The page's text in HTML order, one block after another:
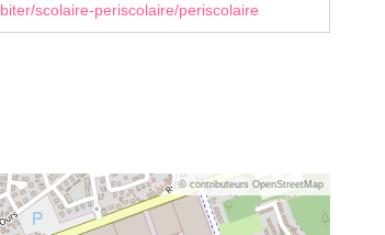
scolaire-periscolaire/periscolaire
© contributeurs OpenStreetMap